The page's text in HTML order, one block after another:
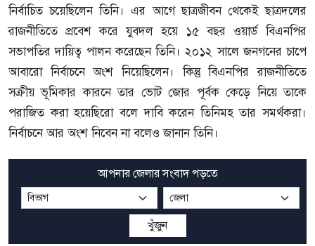
নির্বাচিত চয়েছিলেন তিনি। এর আগে ছাত্রজীবন থেকেই ছাত্রদলের
রাজনীতিতে প্রবেশ করে যুবদল হয়ে ১৫ বছর ওয়ার্ড বিএনপির
সভাপতির দায়িত্ব পালন করেছেন তিনি। ২০১২ সালে জনগনের চাপে
আবারো নির্বাচনে অংশ নিয়েছিলেন। কিন্তু বিএনপির রাজনীতিতে
সক্রীয় ভূমিকার কারনে তার ভোট জোর পূর্বক কেড়ে নিয়ে তাকে
পরাজিত করা হয়েছিরো বলে দাবি করেন তিনিমহ তার সমর্থকরা।
নির্বাচনে আর অংশ নিবেন না বলেও জানান তিনি।
আপনার জেলার সংবাদ পড়তে
খুঁজুন